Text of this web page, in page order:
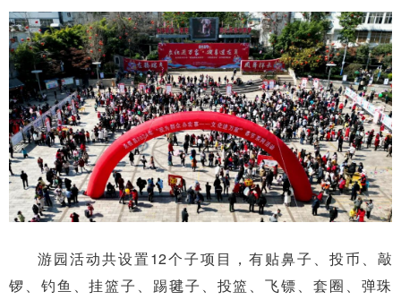
游园活动共设置12个子项目，有贴鼻子、投币、敲
锣、钓鱼、挂篮子、踢毽子、投篮、飞镖、套圈、弹珠